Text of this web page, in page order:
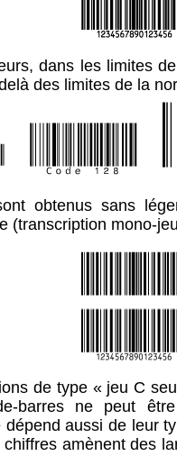
dans les limites
des limites de la
obtenus sans
(transcription mono-
de type « jeu C
barres ne peut
aussi de leur
amènent des